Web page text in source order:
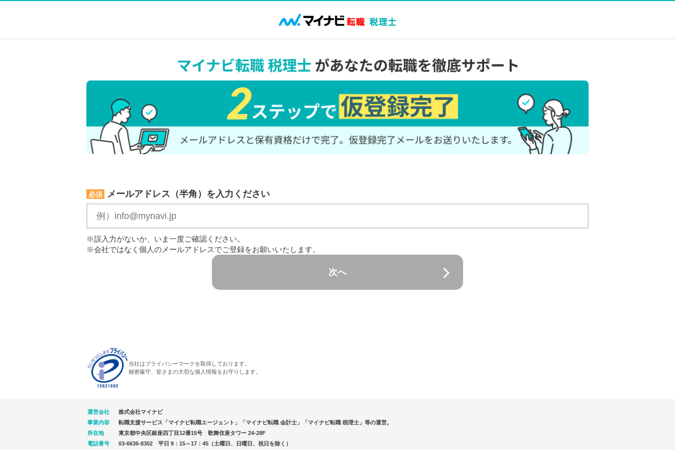
必須 メールアドレス（半角）を入力ください
※誤入力がないか、いま一度ご確認ください。
※会社ではなく個人のメールアドレスでご登録をお願いいたします。
次へ
当社はプライバシーマークを取得しております。
秘密厳守、皆さまの大切な個人情報をお守りします。
運営会社
株式会社マイナビ
事業内容
転職支援サービス「マイナビ転職エージェント」「マイナビ転職 会計士」「マイナビ転職 税理士」等の運営。
所在地
東京都中央区銀座四丁目12番15号 歌舞伎座タワー 24-28F
電話番号
03-6636-8302 平日 9：15～17：45（土曜日、日曜日、祝日を除く）